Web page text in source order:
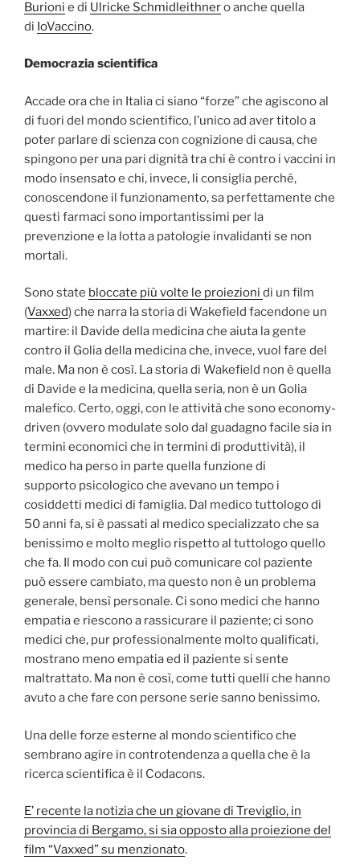
Burioni e di Ulricke Schmidleithnero anche quella
di IoVaccino.
Democrazia scientifica
Accade ora che in Italia ci siano “forze” che agiscono al
di fuori del mondo scientifico, l’unico ad aver titolo a
poter parlare di scienza con cognizione di causa, che
spingono per una pari dignità tra chi è contro i vaccini in
modo insensato e chi, invece, li consiglia perché,
conoscendone il funzionamento, sa perfettamente che
questi farmaci sono importantissimi per la
prevenzione e la lotta a patologie invalidanti se non
mortali.
Sono state bloccate più volte le proiezioni di un film
(Vaxxed) che narra la storia di Wakefield facendone un
martire: il Davide della medicina che aiuta la gente
contro il Golia della medicina che, invece, vuol fare del
male. Ma non è così. La storia di Wakefield non è quella
di Davide e la medicina, quella seria, non è un Golia
malefico. Certo, oggi, con le attività che sono economy-
driven (ovvero modulate solo dal guadagno facile sia in
termini economici che in termini di produttività), il
medico ha perso in parte quella funzione di
supporto psicologico che avevano un tempo i
cosiddetti medici di famiglia. Dal medico tuttologo di
50 anni fa, si è passati al medico specializzato che sa
benissimo e molto meglio rispetto al tuttologo quello
che fa. Il modo con cui può comunicare col paziente
può essere cambiato, ma questo non è un problema
generale, bensì personale. Ci sono medici che hanno
empatia e riescono a rassicurare il paziente; ci sono
medici che, pur professionalmente molto qualificati,
mostrano meno empatia ed il paziente si sente
maltrattato. Ma non è così, come tutti quelli che hanno
avuto a che fare con persone serie sanno benissimo.
Una delle forze esterne al mondo scientifico che
sembrano agire in controtendenza a quella che è la
ricerca scientifica è il Codacons.
E’ recente la notizia che un giovane di Treviglio, in
provincia di Bergamo, si sia opposto alla proiezione del
film “Vaxxed” su menzionato.